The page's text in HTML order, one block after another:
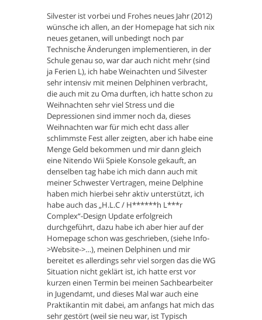
Silvester ist vorbei und Frohes neues Jahr (2012)
wünsche ich allen, an der Homepage hat sich nix
neues getanen, will unbedingt noch par
Technische Änderungen implementieren, in der
Schule genau so, war dar auch nicht mehr (sind
ja Ferien L), ich habe Weinachten und Silvester
sehr intensiv mit meinen Delphinen verbracht,
die auch mit zu Oma durften, ich hatte schon zu
Weihnachten sehr viel Stress und die
Depressionen sind immer noch da, dieses
Weihnachten war für mich echt dass aller
schlimmste Fest aller zeigten, aber ich habe eine
Menge Geld bekommen und mir dann gleich
eine Nitendo Wii Spiele Konsole gekauft, an
denselben tag habe ich mich dann auch mit
meiner Schwester Vertragen, meine Delphine
haben mich hierbei sehr aktiv unterstützt, ich
habe auch das „H.L.C / H******h L***r
Complex“-Design Update erfolgreich
durchgeführt, dazu habe ich aber hier auf der
Homepage schon was geschrieben, (siehe Info-
>Website->…), meinen Delphinen und mir
bereitet es allerdings sehr viel sorgen das die WG
Situation nicht geklärt ist, ich hatte erst vor
kurzen einen Termin bei meinen Sachbearbeiter
in Jugendamt, und dieses Mal war auch eine
Praktikantin mit dabei, am anfangs hat mich das
sehr gestört (weil sie neu war, ist Typisch